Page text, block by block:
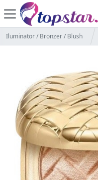
Iluminator / Bronzer / Blush